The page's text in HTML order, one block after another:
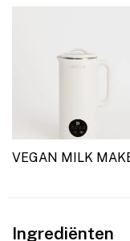
VEGAN MILK
Ingrediënten